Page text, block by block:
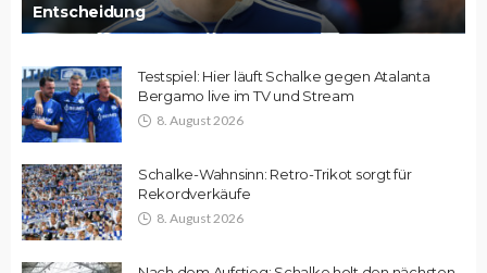
Entscheidung
Testspiel: Hier läuft Schalke gegen Atalanta
Bergamo live im TV und Stream
8. August 2026
Schalke-Wahnsinn: Retro-Trikot sorgt für
Rekordverkäufe
8. August 2026